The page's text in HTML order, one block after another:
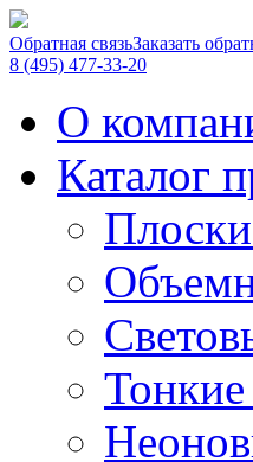
Обратная связьЗаказать
8 (495) 477-33-20
О
Каталог
Тонкие